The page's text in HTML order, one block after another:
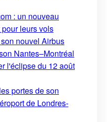
: un nouveau
leurs vols
nouvel Airbus
Nantes–Montréal
l'éclipse du 12 août
portes de son
de Londres-